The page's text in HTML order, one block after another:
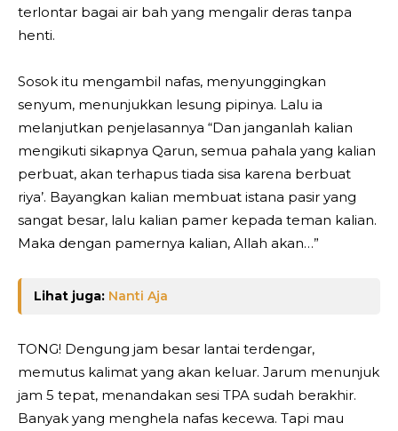
terlontar bagai air bah yang mengalir deras tanpa
henti.
Sosok itu mengambil nafas, menyunggingkan
senyum, menunjukkan lesung pipinya. Lalu ia
melanjutkan penjelasannya “Dan janganlah kalian
mengikuti sikapnya Qarun, semua pahala yang kalian
perbuat, akan terhapus tiada sisa karena berbuat
riya’. Bayangkan kalian membuat istana pasir yang
sangat besar, lalu kalian pamer kepada teman kalian.
Maka dengan pamernya kalian, Allah akan…”
Lihat juga: Nanti Aja
TONG! Dengung jam besar lantai terdengar,
memutus kalimat yang akan keluar. Jarum menunjuk
jam 5 tepat, menandakan sesi TPA sudah berakhir.
Banyak yang menghela nafas kecewa. Tapi mau